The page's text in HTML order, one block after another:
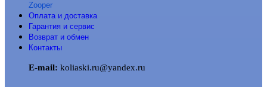
Zooper
Оплата и доставка
Гарантия и сервис
Возврат и обмен
Контакты
E-mail: koliaski.ru@yandex.ru